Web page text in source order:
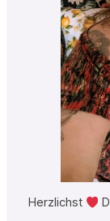
Herzlichst